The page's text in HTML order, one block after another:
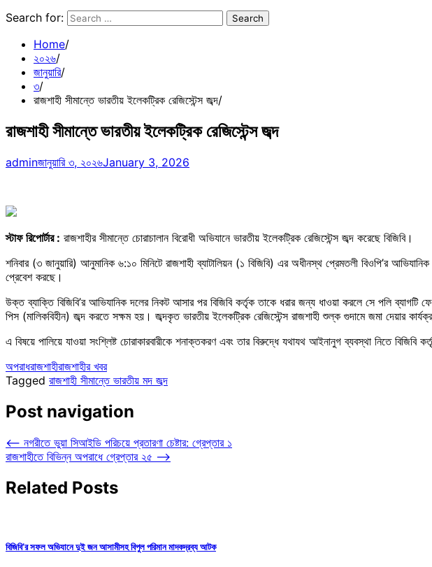
Search for:
Home
২০২৬
জানুয়ারি
৩
রাজশাহী সীমান্তে ভারতীয় ইলেকট্রিক রেজিস্টেন্স জব্দ
রাজশাহী সীমান্তে ভারতীয় ইলেকট্রিক রেজিস্টেন্স জব্দ
adminজানুয়ারি ৩, ২০২৬January 3, 2026
স্টাফ রিপোর্টার : রাজশাহীর সীমান্তে চোরাচালান বিরোধী অভিযানে ভারতীয় ইলেকট্রিক রেজিস্টেন্স জব্দ করেছে বিজিবি।
শনিবার (৩ জানুয়ারি) আনুমানিক ৬:১০ মিনিটে রাজশাহী ব্যাটালিয়ন (১ বিজিবি) এর অধীনস্থ প্রেমতলী বিওপি’র
প্রেবেশ করছে।
উক্ত ব্যাক্তি বিজিবি’র আভিযানিক দলের নিকট আসার পর বিজিবি কর্তৃক তাকে ধরার জন্য ধাওয়া করলে সে পলি
পিস (মালিকবিহীন) জব্দ করতে সক্ষম হয়। জব্দকৃত ভারতীয় ইলেকট্রিক রেজিস্টেন্স রাজশাহী শুল্ক গুদামে জমা দেয়ার
এ বিষয়ে পালিয়ে যাওয়া সংশ্লিষ্ট চোরাকারবারীকে শনাক্তকরণ এবং তার বিরুদ্ধে যথাযথ আইনানুগ ব্যবস্থা নিতে বিজিবি
অপরাধরাজশাহীরাজশাহীর খবর
Tagged রাজশাহী সীমান্তে ভারতীয় মদ জব্দ
Post navigation
⟵ নগরীতে ভুয়া সিআইডি পরিচয়ে প্রতারণা চেষ্টার: গ্রেপ্তার ১
রাজশাহীতে বিভিন্ন অপরাধে গ্রেপ্তার ২৫ ⟶
Related Posts
বিজিবি’র সফল অভিযানে দুই জন আসামীসহ বিপুল পরিমান মাদকদ্রব্য আটক